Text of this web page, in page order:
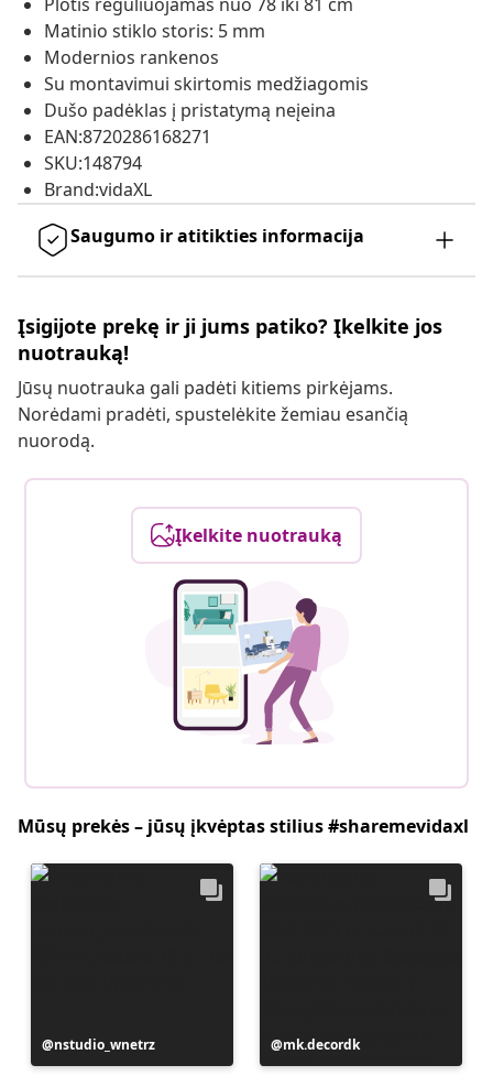
Matinio stiklo storis: 5 mm
Modernios rankenos
Su montavimui skirtomis medžiagomis
Dušo padėklas į pristatymą neįeina
EAN:8720286168271
SKU:148794
Brand:vidaXL
Saugumo ir atitikties informacija
Įsigijote prekę ir ji jums patiko? Įkelkite jos
nuotrauką!
Jūsų nuotrauka gali padėti kitiems pirkėjams.
Norėdami pradėti, spustelėkite žemiau esančią
nuorodą.
Įkelkite nuotrauką
Mūsų prekės – jūsų įkvėptas stilius #sharemevidaxl
Įrašą
paskelbė
nstudio_wnetrz
Įrašą
paskelbė
mk.decordk